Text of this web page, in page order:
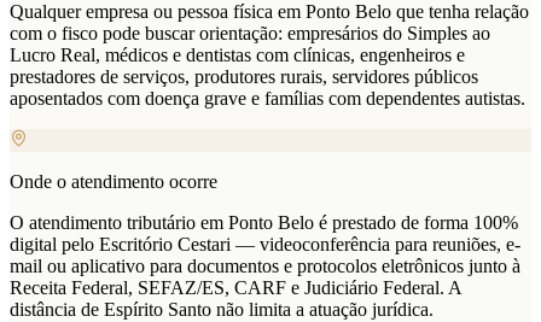
Qualquer empresa ou pessoa física em Ponto Belo que tenha relação
com o fisco pode buscar orientação: empresários do Simples ao
Lucro Real, médicos e dentistas com clínicas, engenheiros e
prestadores de serviços, produtores rurais, servidores públicos
aposentados com doença grave e famílias com dependentes autistas.
Onde o atendimento ocorre
O atendimento tributário em Ponto Belo é prestado de forma 100%
digital pelo Escritório Cestari — videoconferência para reuniões, e-
mail ou aplicativo para documentos e protocolos eletrônicos junto à
Receita Federal, SEFAZ/ES, CARF e Judiciário Federal. A
distância de Espírito Santo não limita a atuação jurídica.